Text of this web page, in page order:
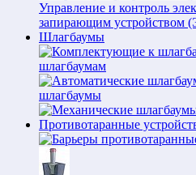
Управление и контроль
запирающим устройством
Шлагбаумы
шлагбаумам
шлагбаумы
Противотаранные